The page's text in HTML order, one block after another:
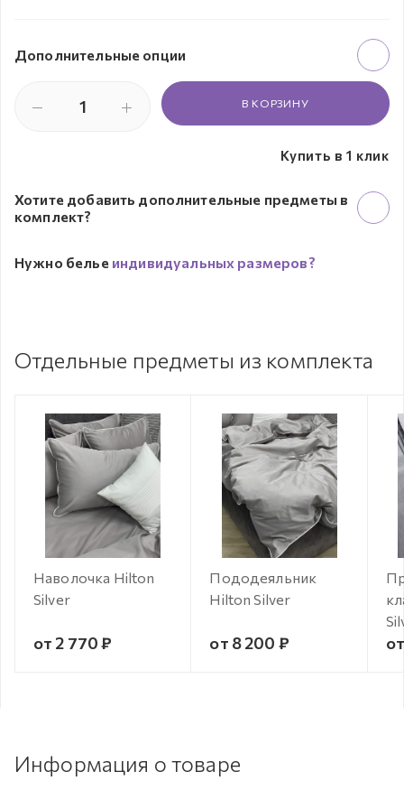
Дополнительные опции
В КОРЗИНУ
Купить в 1 клик
Хотите добавить дополнительные предметы в
комплект?
Нужно белье индивидуальных размеров?
Отдельные предметы из комплекта
Наволочка Hilton
Silver
от 2 770 ₽
Пододеяльник
Hilton Silver
от 8 200 ₽
Информация о товаре